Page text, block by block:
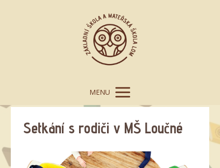
MENU
Setkání s rodiči v MŠ Loučné